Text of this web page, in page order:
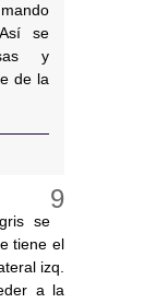
se
y
de la
se
tiene el
izq.
a la